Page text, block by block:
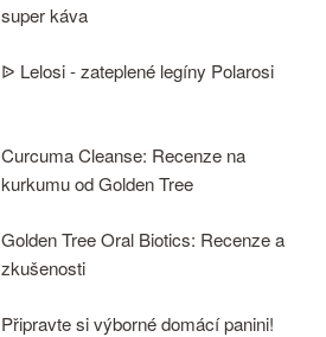
super káva
ᐉ Lelosi - zateplené legíny Polarosi
Curcuma Cleanse: Recenze na
kurkumu od Golden Tree
Golden Tree Oral Biotics: Recenze a
zkušenosti
Připravte si výborné domácí panini!